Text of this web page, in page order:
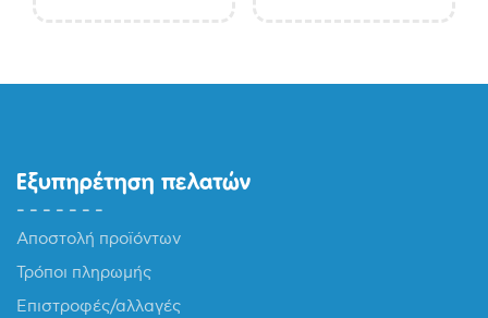
Εξυπηρέτηση πελατών
Αποστολή προϊόντων
Τρόποι πληρωμής
Επιστροφές/αλλαγές